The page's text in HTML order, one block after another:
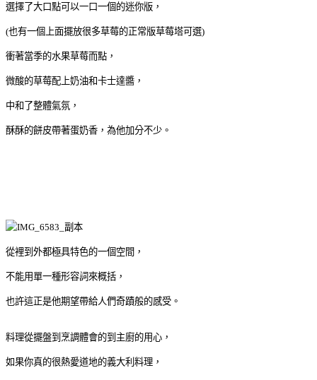
選擇了大口點可以一口一個的迷你版，
(也有一個上面擺放很多草莓的正常版草莓塔可選)
衝著當季的水果草莓而點，
微酸的草莓配上奶油和卡士達醬，
中和了整體氣氛，
酥酥的餅皮帶著蛋奶香，為他加分不少。
從裡到外都極具特色的一個空間，
不能用單一種形容詞來概括，
也許這正是他期望帶給人們奇蹟般的感受。
料理從擺盤到烹調體會的到主廚的用心，
如果你真的很熱愛道地的義大利料理，